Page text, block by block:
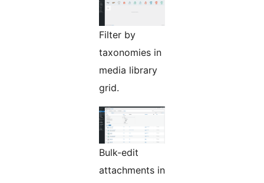
Filter by
taxonomies in
media library
grid.
Bulk-edit
attachments in